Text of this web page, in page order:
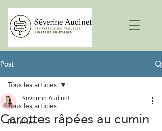
Post
Tous les articles
Recettes
Tous les articles
Carottes râpées au cumin
Séverine Audinet